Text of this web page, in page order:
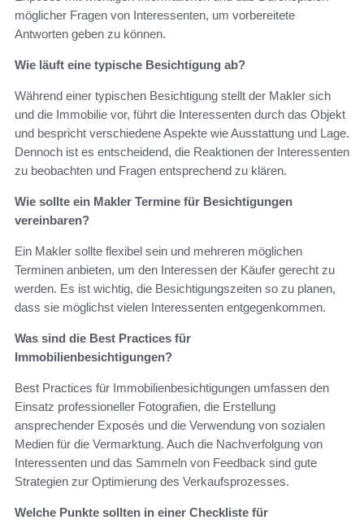
möglicher Fragen von Interessenten, um vorbereitete
Antworten geben zu können.
Wie läuft eine typische Besichtigung ab?
Während einer typischen Besichtigung stellt der Makler sich
und die Immobilie vor, führt die Interessenten durch das Objekt
und bespricht verschiedene Aspekte wie Ausstattung und Lage.
Dennoch ist es entscheidend, die Reaktionen der Interessenten
zu beobachten und Fragen entsprechend zu klären.
Wie sollte ein Makler Termine für Besichtigungen
vereinbaren?
Ein Makler sollte flexibel sein und mehreren möglichen
Terminen anbieten, um den Interessen der Käufer gerecht zu
werden. Es ist wichtig, die Besichtigungszeiten so zu planen,
dass sie möglichst vielen Interessenten entgegenkommen.
Was sind die Best Practices für
Immobilienbesichtigungen?
Best Practices für Immobilienbesichtigungen umfassen den
Einsatz professioneller Fotografien, die Erstellung
ansprechender Exposés und die Verwendung von sozialen
Medien für die Vermarktung. Auch die Nachverfolgung von
Interessenten und das Sammeln von Feedback sind gute
Strategien zur Optimierung des Verkaufsprozesses.
Welche Punkte sollten in einer Checkliste für